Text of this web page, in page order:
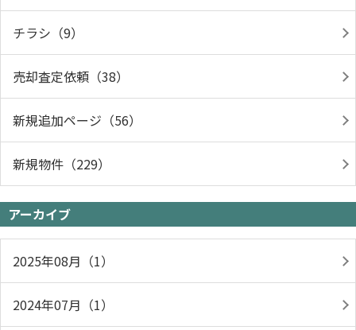
チラシ（9）
売却査定依頼（38）
新規追加ページ（56）
新規物件（229）
アーカイブ
2025年08月（1）
2024年07月（1）